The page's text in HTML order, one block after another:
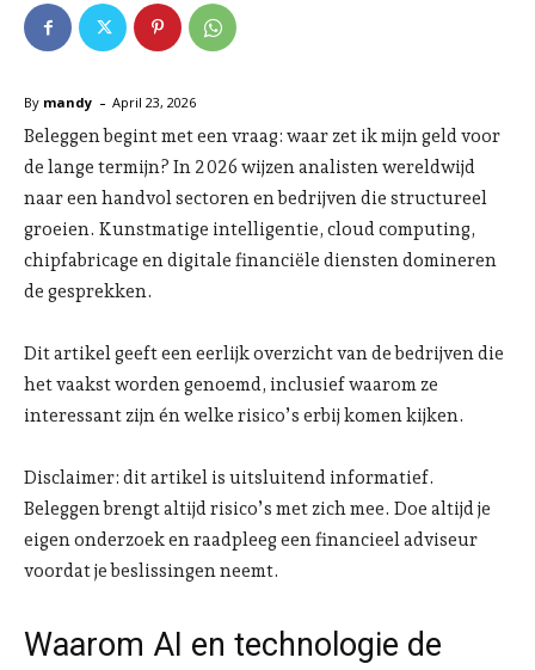
By mandy - April 23, 2026
Beleggen begint met een vraag: waar zet ik mijn geld voor
de lange termijn? In 2026 wijzen analisten wereldwijd
naar een handvol sectoren en bedrijven die structureel
groeien. Kunstmatige intelligentie, cloud computing,
chipfabricage en digitale financiële diensten domineren
de gesprekken.
Dit artikel geeft een eerlijk overzicht van de bedrijven die
het vaakst worden genoemd, inclusief waarom ze
interessant zijn én welke risico’s erbij komen kijken.
Disclaimer: dit artikel is uitsluitend informatief.
Beleggen brengt altijd risico’s met zich mee. Doe altijd je
eigen onderzoek en raadpleeg een financieel adviseur
voordat je beslissingen neemt.
Waarom AI en technologie de